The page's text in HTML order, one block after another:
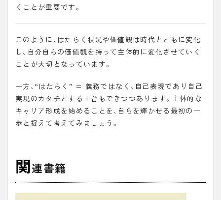
くことが重要です。
このように、はたらく状況や価値観は時代とともに変化
し、自分自らの価値観を持って主体的に変化させていく
ことが大切となっています。
一方、“はたらく” = 義務ではなく、自己表現であり自己
実現のカタチとする土台もできつつあります。主体的な
キャリア形成を始めることを、自らを輝かせる最初の一
歩と捉えて考えてみましょう。
関連書籍